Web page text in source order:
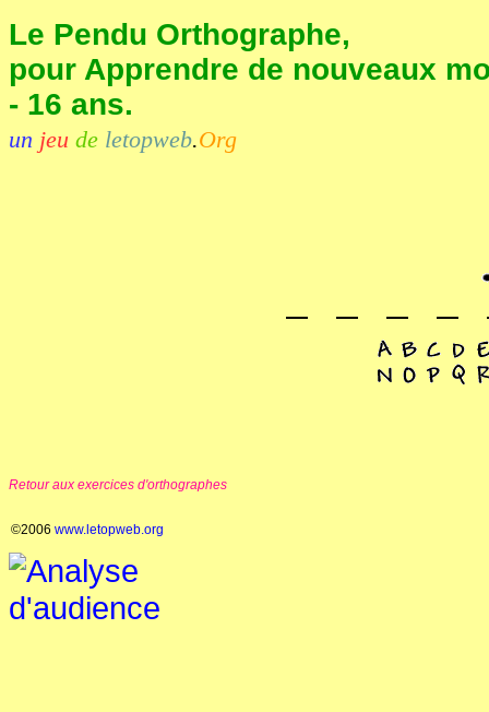
Le Pendu Orthographe,
pour Apprendre de nouveaux
- 16 ans.
un jeu de letopweb.Org
Retour aux exercices d'orthographes
©2006 www.letopweb.org